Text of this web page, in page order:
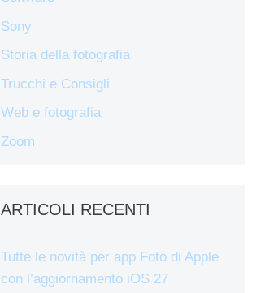
Sony
Storia della fotografia
Trucchi e Consigli
Web e fotografia
Zoom
ARTICOLI RECENTI
Tutte le novità per app Foto di Apple
con l’aggiornamento iOS 27